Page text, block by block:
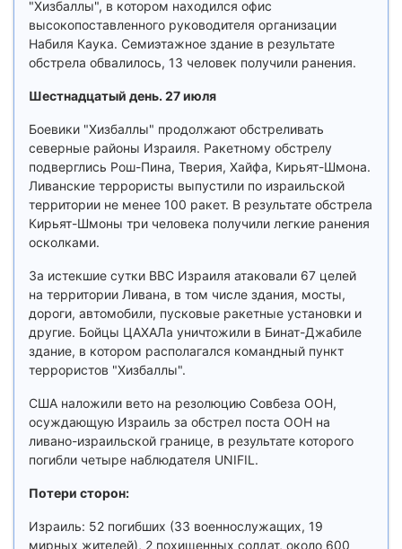
"Хизбаллы", в котором находился офис
высокопоставленного руководителя организации
Набиля Каука. Семиэтажное здание в результате
обстрела обвалилось, 13 человек получили ранения.
Шестнадцатый день. 27 июля
Боевики "Хизбаллы" продолжают обстреливать
северные районы Израиля. Ракетному обстрелу
подверглись Рош-Пина, Тверия, Хайфа, Кирьят-Шмона.
Ливанские террористы выпустили по израильской
территории не менее 100 ракет. В результате обстрела
Кирьят-Шмоны три человека получили легкие ранения
осколками.
За истекшие сутки ВВС Израиля атаковали 67 целей
на территории Ливана, в том числе здания, мосты,
дороги, автомобили, пусковые ракетные установки и
другие. Бойцы ЦАХАЛа уничтожили в Бинат-Джабиле
здание, в котором располагался командный пункт
террористов "Хизбаллы".
США наложили вето на резолюцию Совбеза ООН,
осуждающую Израиль за обстрел поста ООН на
ливано-израильской границе, в результате которого
погибли четыре наблюдателя UNIFIL.
Потери сторон:
Израиль: 52 погибших (33 военнослужащих, 19
мирных жителей), 2 похищенных солдат, около 600